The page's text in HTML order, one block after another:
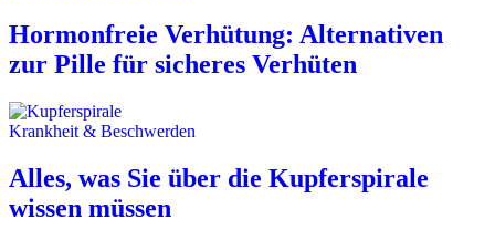
Hormonfreie Verhütung: Alternativen
zur Pille für sicheres Verhüten
Krankheit & Beschwerden
Alles, was Sie über die Kupferspirale
wissen müssen